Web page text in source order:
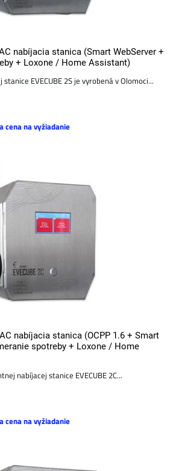
nabíjacia stanica (Smart WebServer +
+ Loxone / Home Assistant)
EVECUBE 2S je vyrobená v Olomoci...
cena na vyžiadanie
nabíjacia stanica (OCPP 1.6 + Smart
spotreby + Loxone / Home
nabíjacej stanice EVECUBE 2C...
cena na vyžiadanie